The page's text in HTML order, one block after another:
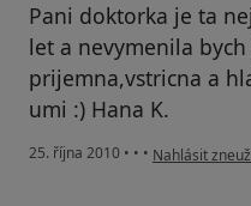
Pani doktorka je ta
let a nevymenila
prijemna,vstricna a
umi :) Hana K.
25. října 2010 • • • podle názoru
Nahlásit